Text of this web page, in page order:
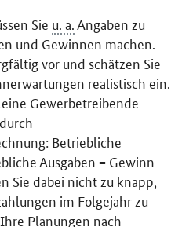
Sie u. a.Angaben zu
und Gewinnen machen.
vor und schätzen Sie
realistisch ein.
Gewerbetreibende
Betriebliche
Ausgaben = Gewinn
Sie dabei nicht zu knapp,
im Folgejahr zu
Planungen nach